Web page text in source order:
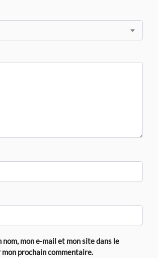
mon e-mail et mon site dans le
prochain commentaire.